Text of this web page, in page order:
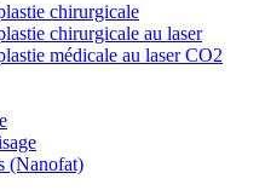
chirurgicale
chirurgicale au laser
médicale au laser CO2
(Nanofat)